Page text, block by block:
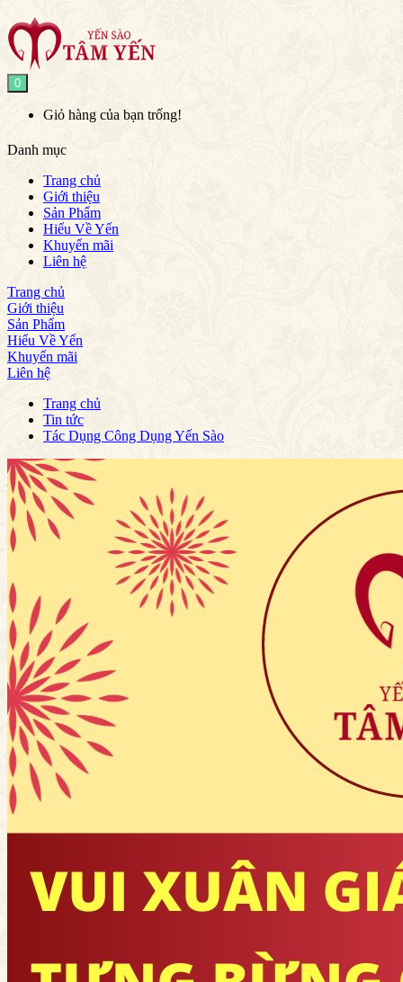
0
Giỏ hàng của bạn trống!
Danh mục
Trang chủ
Giới thiệu
Sản Phẩm
Hiểu Về Yến
Khuyến mãi
Liên hệ
Trang chủ
Giới thiệu
Sản Phẩm
Hiểu Về Yến
Khuyến mãi
Liên hệ
Trang chủ
Tin tức
Tác Dụng Công Dụng Yến Sào